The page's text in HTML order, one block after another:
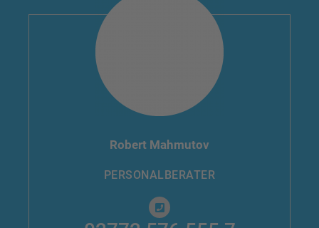
Robert Mahmutov
PERSONALBERATER